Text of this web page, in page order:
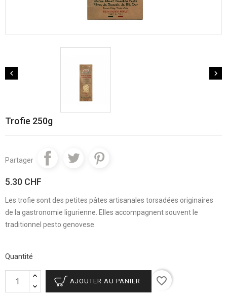
 
Trofie 250g
Partager
5.30 CHF
Les trofie sont des petites pâtes artisanales torsadées originaires
de la gastronomie ligurienne. Elles accompagnent souvent le
traditionnel pesto genovese.
Quantité
AJOUTER AU PANIER favorite_border